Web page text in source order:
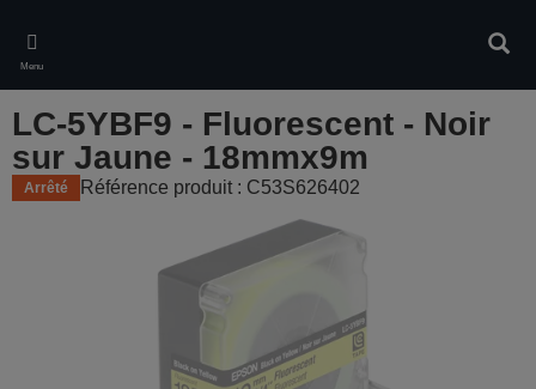
main
content
Menu
LC-5YBF9 - Fluorescent - Noir
sur Jaune - 18mmx9m
Arrêté Référence produit : C53S626402